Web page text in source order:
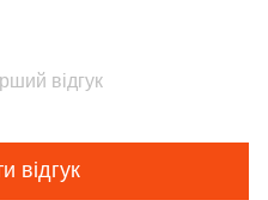
відгук
відгук